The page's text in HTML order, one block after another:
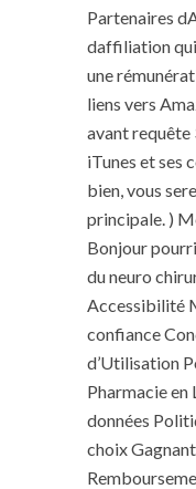
Partenaires
daffiliation
une
liens vers
avant requête
iTunes et ses
bien, vous
principale. )
Bonjour
du neuro
Accessibilité
confiance
d’Utilisation
Pharmacie en
données
choix